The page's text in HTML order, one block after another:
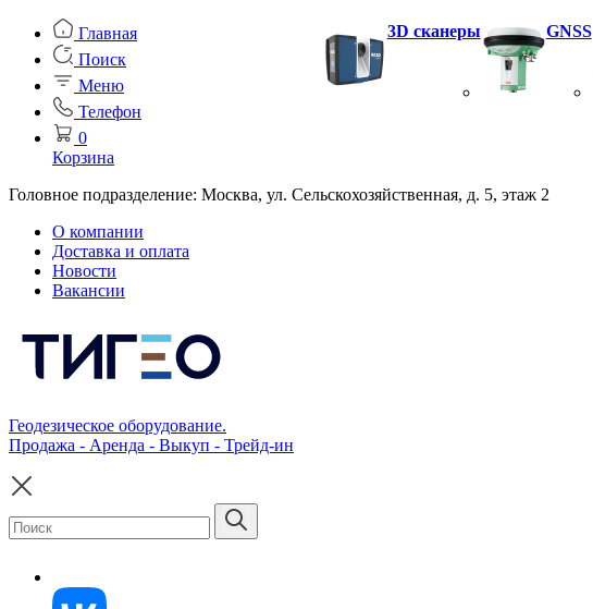
Главная
Поиск
Меню
Телефон
0
Корзина
Головное подразделение: Москва, ул. Сельскохозяйственная, д. 5, этаж 2
О компании
Доставка и оплата
Новости
Вакансии
Геодезическое оборудование.
Продажа - Аренда - Выкуп - Трейд-ин
3D сканеры GNSS